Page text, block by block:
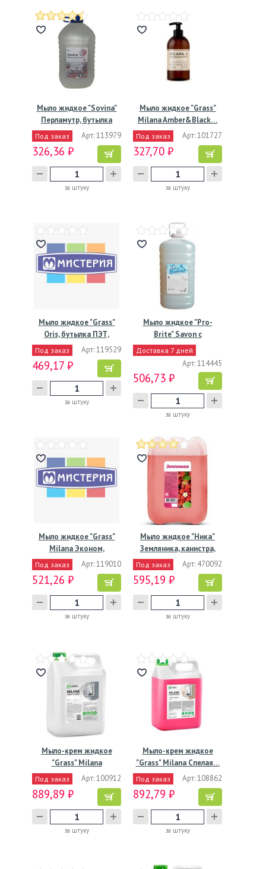
Мыло жидкое "Sovina"
Перламутр, бутылка
ПЭТ,…
Под заказ Арт: 113979
326,36 ₽
за штуку
Мыло жидкое "Grass"
Milana Amber&Black…
Под заказ Арт: 101727
327,70 ₽
за штуку
Мыло жидкое "Grass"
Oris, бутылка ПЭТ,
5000…
Под заказ Арт: 119529
469,17 ₽
за штуку
Мыло жидкое "Pro-
Brite" Savon с
перламутром,…
Доставка 7 дней
Арт: 114445
506,73 ₽
за штуку
Мыло жидкое "Grass"
Milana Эконом,
бутылка…
Под заказ Арт: 119010
521,26 ₽
за штуку
Мыло жидкое "Ника"
Земляника, канистра,
5000…
Под заказ Арт: 470092
595,19 ₽
за штуку
Мыло-крем жидкое
"Grass" Milana
Жемчужное,…
Под заказ Арт: 100912
889,89 ₽
за штуку
Мыло-крем жидкое
"Grass" Milana Спелая…
Под заказ Арт: 108862
892,79 ₽
за штуку